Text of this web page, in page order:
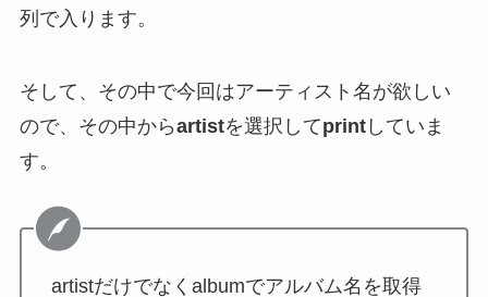
列で入ります。
そして、その中で今回はアーティスト名が欲しい
ので、その中からartistを選択してprintしていま
す。
artistだけでなくalbumでアルバム名を取得